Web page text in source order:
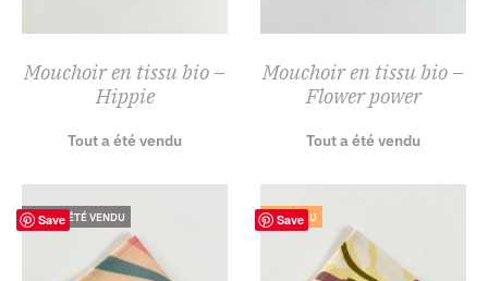
Mouchoir en tissu bio –
Hippie
Tout a été vendu
Mouchoir en tissu bio –
Flower power
Tout a été vendu
Save
TOUT A ÉTÉ VENDU Save
NOUVEAU